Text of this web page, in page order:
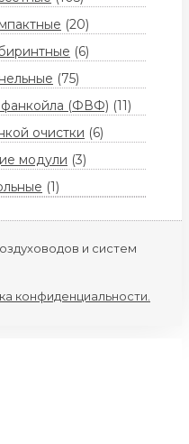
(20)
(6)
(75)
фанкойла (ФВФ) (11)
очистки (6)
модули (3)
(1)
и систем
конфиденциальности.